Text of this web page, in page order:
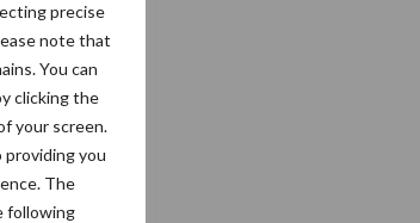
precise
note that
You can
clicking the
your screen.
you
The
following
2,79